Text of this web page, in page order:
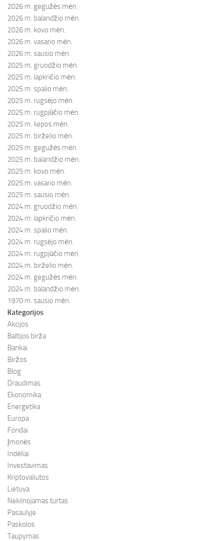
2026 m. gegužės mėn.
2026 m. balandžio mėn.
2026 m. kovo mėn.
2026 m. vasario mėn.
2026 m. sausio mėn.
2025 m. gruodžio mėn.
2025 m. lapkričio mėn.
2025 m. spalio mėn.
2025 m. rugsėjo mėn.
2025 m. rugpjūčio mėn.
2025 m. liepos mėn.
2025 m. birželio mėn.
2025 m. gegužės mėn.
2025 m. balandžio mėn.
2025 m. kovo mėn.
2025 m. vasario mėn.
2025 m. sausio mėn.
2024 m. gruodžio mėn.
2024 m. lapkričio mėn.
2024 m. spalio mėn.
2024 m. rugsėjo mėn.
2024 m. rugpjūčio mėn.
2024 m. birželio mėn.
2024 m. gegužės mėn.
2024 m. balandžio mėn.
1970 m. sausio mėn.
Kategorijos
Akcijos
Baltijos birža
Bankai
Biržos
Blog
Draudimas
Ekonomika
Energetika
Europa
Fondai
Įmonės
Indėliai
Investavimas
Kriptovaliutos
Lietuva
Nekilnojamas turtas
Pasaulyje
Paskolos
Taupymas